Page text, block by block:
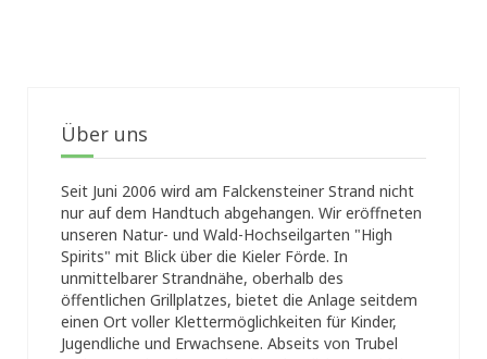
Über uns
Seit Juni 2006 wird am Falckensteiner Strand nicht
nur auf dem Handtuch abgehangen. Wir eröffneten
unseren Natur- und Wald-Hochseilgarten "High
Spirits" mit Blick über die Kieler Förde. In
unmittelbarer Strandnähe, oberhalb des
öffentlichen Grillplatzes, bietet die Anlage seitdem
einen Ort voller Klettermöglichkeiten für Kinder,
Jugendliche und Erwachsene. Abseits von Trubel